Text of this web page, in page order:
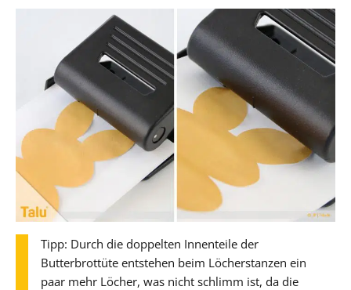
Tipp: Durch die doppelten Innenteile der
Butterbrottüte entstehen beim Löcherstanzen ein
paar mehr Löcher, was nicht schlimm ist, da die